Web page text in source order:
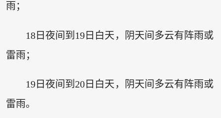
雨；
18日夜间到19日白天，阴天间多云有阵雨或
雷雨；
19日夜间到20日白天，阴天间多云有阵雨或
雷雨。